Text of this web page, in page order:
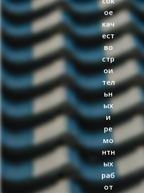
ое
кач
ест
во
стр
ои
тел
ьн
ых
и
ре
мо
нтн
ых
раб
от